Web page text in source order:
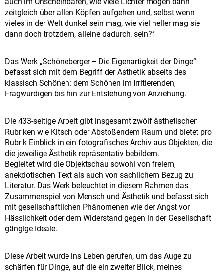
zeitgleich über allen Köpfen aufgehen und, selbst wenn
vieles in der Welt dunkel sein mag, wie viel heller mag sie
dann doch trotzdem, alleine dadurch, sein?“
Das Werk „Schöneberger – Die Eigenartigkeit der Dinge“
befasst sich mit dem Begriff der Ästhetik abseits des
klassisch Schönen: dem Schönen im Irritierenden,
Fragwürdigen bis hin zur Entstehung von Anziehung.
Die 433-seitige Arbeit gibt insgesamt zwölf ästhetischen
Rubriken wie Kitsch oder Abstoßendem Raum und bietet pro
Rubrik Einblick in ein fotografisches Archiv aus Objekten, die
die jeweilige Ästhetik repräsentativ bebildern.
Begleitet wird die Objektschau sowohl von freiem,
anekdotischen Text als auch von sachlichem Bezug zu
Literatur. Das Werk beleuchtet in diesem Rahmen das
Zusammenspiel von Mensch und Ästhetik und befasst sich
mit gesellschaftlichen Phänomenen wie der Angst vor
Hässlichkeit oder dem Widerstand gegen in der Gesellschaft
gängige Ideale.
Diese Arbeit wurde ins Leben gerufen, um das Auge zu
schärfen für Dinge, auf die ein zweiter Blick, meines